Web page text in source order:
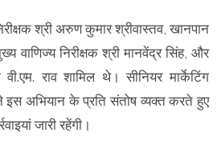
श्री अरुण कुमार श्रीवास्तव, खानपान
वाणिज्य निरीक्षक श्री मानवेंद्र सिंह, और
राव शामिल थे। सीनियर मार्केटिंग
इस अभियान के प्रति संतोष व्यक्त करते हुए
जारी रहेंगी।